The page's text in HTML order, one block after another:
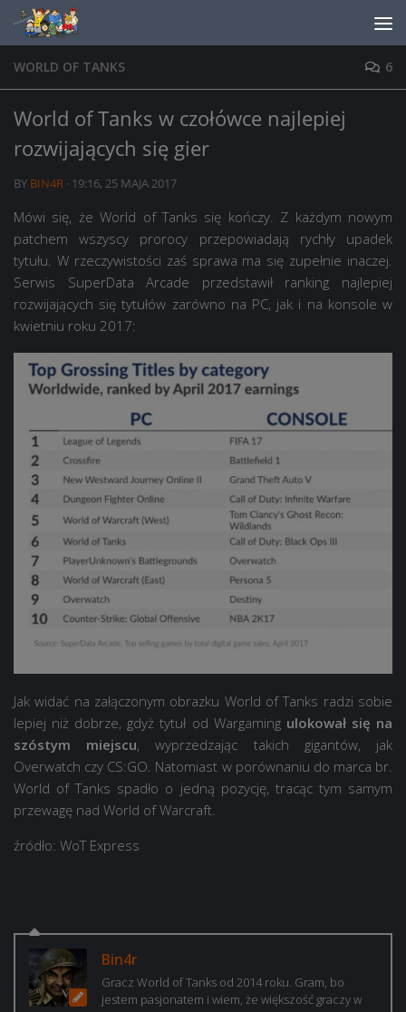
Skip to content
WORLD OF TANKS 6
World of Tanks w czołówce najlepiej
rozwijających się gier
BY BIN4R · 19:16, 25 MAJA 2017
Mówi się, że World of Tanks się kończy. Z każdym nowym
patchem wszyscy prorocy przepowiadają rychły upadek
tytułu. W rzeczywistości zaś sprawa ma się zupełnie inaczej.
Serwis SuperData Arcade przedstawił ranking najlepiej
rozwijających się tytułów zarówno na PC, jak i na konsole w
kwietniu roku 2017:
Jak widać na załączonym obrazku World of Tanks radzi sobie
lepiej niż dobrze, gdyż tytuł od Wargaming ulokował się na
szóstym miejscu, wyprzedzając takich gigantów, jak
Overwatch czy CS:GO. Natomiast w porównaniu do marca br.
World of Tanks spadło o jedną pozycję, tracąc tym samym
przewagę nad World of Warcraft.
źródło: WoT Express
Bin4r
Gracz World of Tanks od 2014 roku. Gram, bo
jestem pasjonatem i wiem, że większość graczy w